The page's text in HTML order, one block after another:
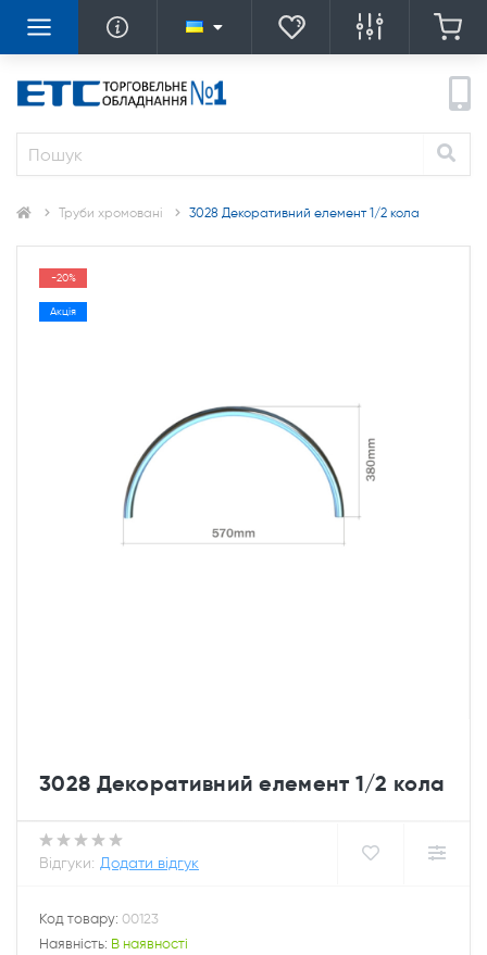
Труби хромовані 3028 Декоративний елемент 1/2 кола
-20%
Акція
3028 Декоративний елемент 1/2 кола
Відгуки: Додати відгук
Код товару: 00123
Наявність: В наявності